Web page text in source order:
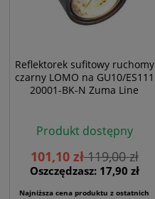
Reflektorek sufitowy ruchomy
czarny LOMO na GU10/ES111
20001-BK-N Zuma Line
Produkt dostępny
101,10 zł119,00 zł
Oszczędzasz: 17,90 zł
Najniższa cena produktu z ostatnich